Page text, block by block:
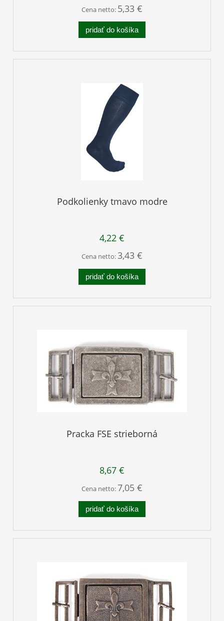
Cena netto: 5,33 €
pridať do košíka
Podkolienky tmavo modre
4,22 €
Cena netto:3,43 €
pridať do košíka
Pracka FSE strieborná
8,67 €
Cena netto:7,05 €
pridať do košíka